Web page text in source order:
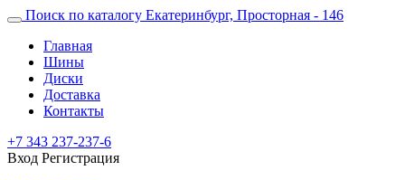
Поиск по каталогу Екатеринбург, Просторная - 146
Главная
Шины
Диски
Доставка
Контакты
+7 343 237-237-6
Вход Регистрация